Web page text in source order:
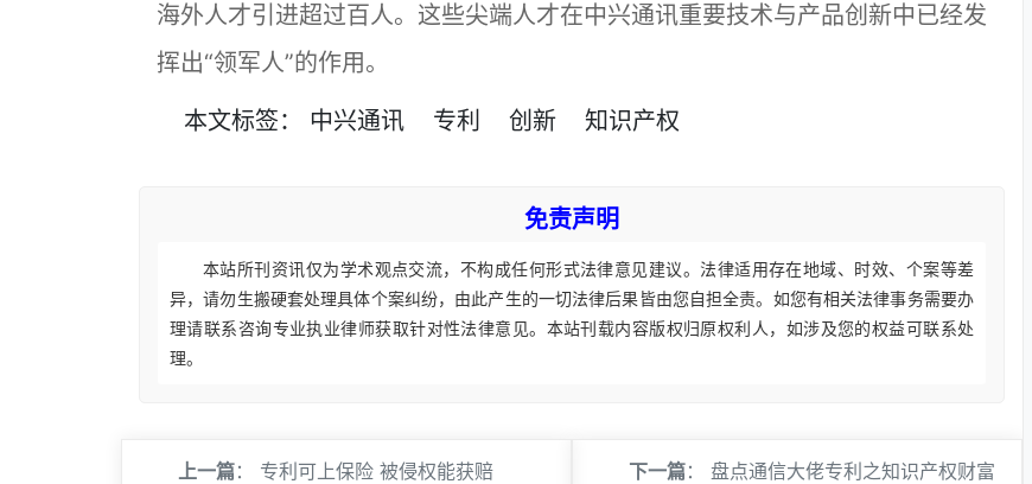
海外人才引进超过百人。这些尖端人才在中兴通讯重要技术与产品创新中已经发
挥出“领军人”的作用。
本文标签： 中兴通讯 专利 创新 知识产权
免责声明
本站所刊资讯仅为学术观点交流，不构成任何形式法律意见建议。法律适用存在地域、时效、个案等差
异，请勿生搬硬套处理具体个案纠纷，由此产生的一切法律后果皆由您自担全责。如您有相关法律事务需要办
理请联系咨询专业执业律师获取针对性法律意见。本站刊载内容版权归原权利人，如涉及您的权益可联系处
理。
上一篇： 专利可上保险 被侵权能获赔 下一篇： 盘点通信大佬专利之知识产权财富